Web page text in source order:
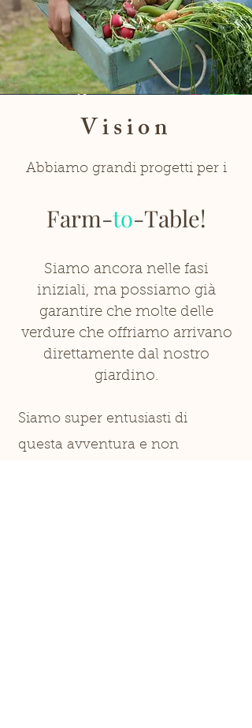
Vision
Abbiamo grandi progetti per i
Farm-to-Table!
Siamo ancora nelle fasi
iniziali, ma possiamo già
garantire che molte delle
verdure che offriamo arrivano
direttamente dal nostro
giardino.
Siamo super entusiasti di
questa avventura e non